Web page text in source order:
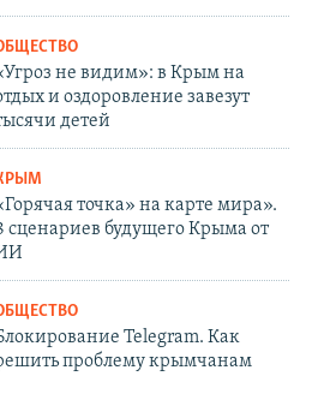
не видим»: в Крым на
и оздоровление завезут
детей
точка» на карте мира».
сценариев будущего Крыма от
Telegram. Как
проблему крымчанам